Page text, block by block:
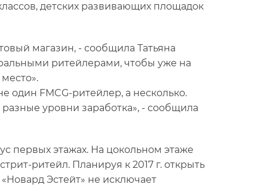
детских развивающих площадок
магазин, - сообщила Татьяна
ритейлерами, чтобы уже на
один FMCG-ритейлер, а несколько.
уровни заработка», - сообщила
первых этажах. На цокольном этаже
ритейл. Планируя к 2017 г. открыть
Эстейт» не исключает